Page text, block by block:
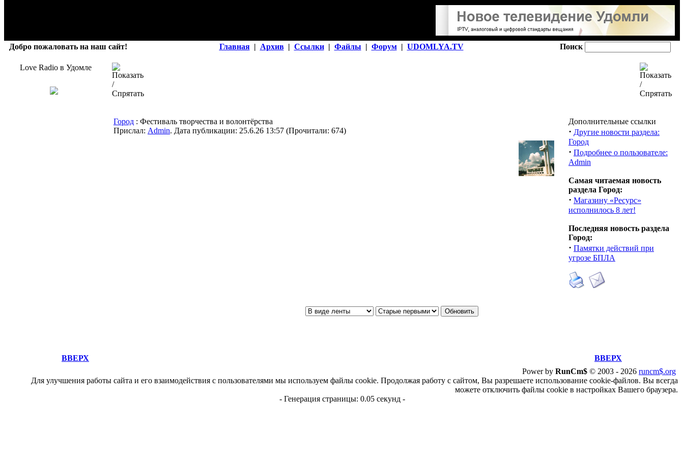
Добро пожаловать на наш сайт! Главная | Архив | Ссылки | Файлы | Форум | UDOMLYA.TV Поиск
Love Radio в Удомле
Город : Фестиваль творчества и волонтёрства
Прислал: Admin. Дата публикации: 25.6.26 13:57 (Прочитали: 674)
Дополнительные ссылки
· Другие новости раздела:
Город
· Подробнее о пользователе:
Admin
Самая читаемая новость
раздела Город:
· Магазину «Ресурс»
исполнилось 8 лет!
Последняя новость раздела
Город:
· Памятки действий при
угрозе БПЛА
ВВЕРХ
ВВЕРХ
Power by RunCm$ © 2003 - 2026 runcm$.org
Для улучшения работы сайта и его взаимодействия с пользователями мы используем файлы cookie. Продолжая работу с сайтом, Вы разрешаете использование cookie-файлов. Вы всегда
можете отключить файлы cookie в настройках Вашего браузера.
- Генерация страницы: 0.05 секунд -